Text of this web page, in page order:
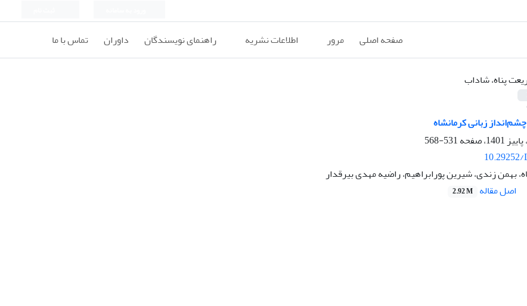
صفحه اصلی مرور اطلاعات نشریه راهنمای نویسندگان داوران تماس با ما
پناه، شاداب
زبانی کرمانشاه
531-568
بهمن زندی، شیرین پورابراهیم، راضیه مهدی بیرقدار
اصل مقاله 2.92 M